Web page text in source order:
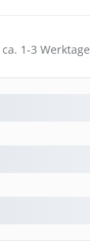
1-3 Werktage